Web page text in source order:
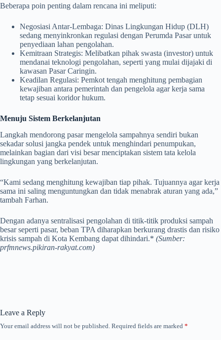
Beberapa poin penting dalam rencana ini meliputi:
Negosiasi Antar-Lembaga: Dinas Lingkungan Hidup (DLH)
sedang menyinkronkan regulasi dengan Perumda Pasar untuk
penyediaan lahan pengolahan.
Kemitraan Strategis: Melibatkan pihak swasta (investor) untuk
mendanai teknologi pengolahan, seperti yang mulai dijajaki di
kawasan Pasar Caringin.
Keadilan Regulasi: Pemkot tengah menghitung pembagian
kewajiban antara pemerintah dan pengelola agar kerja sama
tetap sesuai koridor hukum.
Menuju Sistem Berkelanjutan
Langkah mendorong pasar mengelola sampahnya sendiri bukan
sekadar solusi jangka pendek untuk menghindari penumpukan,
melainkan bagian dari visi besar menciptakan sistem tata kelola
lingkungan yang berkelanjutan.
“Kami sedang menghitung kewajiban tiap pihak. Tujuannya agar kerja
sama ini saling menguntungkan dan tidak menabrak aturan yang ada,”
tambah Farhan.
Dengan adanya sentralisasi pengolahan di titik-titik produksi sampah
besar seperti pasar, beban TPA diharapkan berkurang drastis dan risiko
krisis sampah di Kota Kembang dapat dihindari.* (Sumber:
prfmnews.pikiran-rakyat.com)
Leave a Reply
Your email address will not be published. Required fields are marked *